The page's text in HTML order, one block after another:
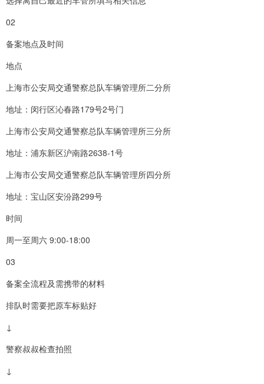
02
备案地点及时间
地点
上海市公安局交通警察总队车辆管理所二分所
地址：闵行区沁春路179号2号门
上海市公安局交通警察总队车辆管理所三分所
地址：浦东新区沪南路2638-1号
上海市公安局交通警察总队车辆管理所四分所
地址：宝山区安汾路299号
时间
周一至周六 9:00-18:00
03
备案全流程及需携带的材料
排队时需要把原车标贴好
↓
警察叔叔检查拍照
↓